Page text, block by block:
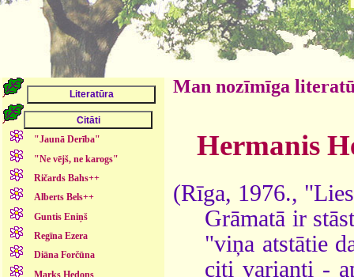
"Jaunā Derība"
"Ne vējš, ne karogs"
Ričards Bahs++
Alberts Bels++
Guntis Eniņš
Regīna Ezera
Diāna Forčūna
Marks Hedons
Man nozīmīga
Hermanis
(Rīga, 1976.,
Grāmatā ir
"viņa atstātie
citi varianti -